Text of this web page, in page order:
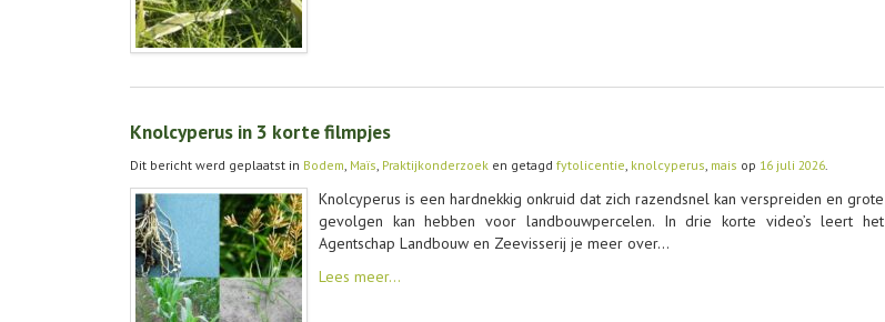
Knolcyperus in 3 korte filmpjes
Dit bericht werd geplaatst in Bodem, Maïs, Praktijkonderzoek en getagd fytolicentie, knolcyperus, mais op 16 juli 2026.
Knolcyperus is een hardnekkig onkruid dat zich razendsnel kan verspreiden en grote
gevolgen kan hebben voor landbouwpercelen. In drie korte video’s leert het
Agentschap Landbouw en Zeevisserij je meer over…
Lees meer…